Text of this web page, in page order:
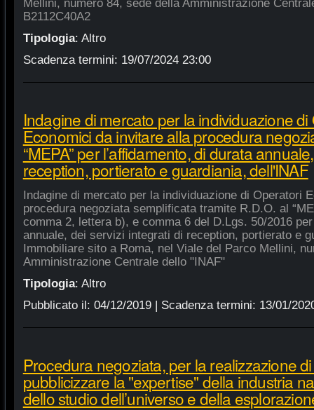
Mellini, numero 84, sede della Amministrazione
B2112C40A2
Tipologia: Altro
Scadenza termini: 19/07/2024 23:00
Indagine di mercato per la individuazione
Economici da invitare alla procedura
“MEPA” per l’affidamento, di durata
reception, portierato e guardiania, dell'INAF
Indagine di mercato per la individuazione di Operatori
procedura negoziata semplificata tramite R.D.O. al
comma 2, lettera b), e comma 6 del D.Lgs. 50/2016
annuale, dei servizi integrati di reception, portierato e
Immobiliare sito a Roma, nel Viale del Parco Mellini,
Amministrazione Centrale dello "INAF"
Tipologia: Altro
Pubblicato il: 04/12/2019| Scadenza termini: 13/01/
Procedura negoziata, per la realizzazione
pubblicizzare la "expertise" della industria
dello studio dell’universo e della